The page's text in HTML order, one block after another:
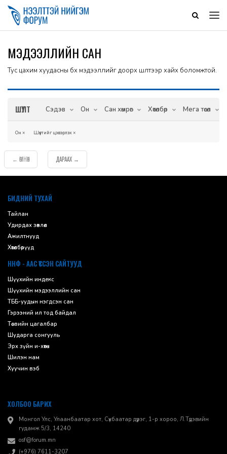
МЭДЭЭЛЛИЙН САН
Тус цахим хуудасны бүх мэдээллийг доорх шүүлтээр хайх боломжтой.
ШҮҮЛТ Сэдэв Он Сан хөмрөг Хөтөлбөр Мега төсөл
Он × Шүүлтийг цэвэрлэх×
← ӨМНӨХ ДАРААХ →
БИДНИЙ ТУХАЙ
Тайлан
Удирдах зөвлөл
Ажилтнууд
Хөтөлбөрүүд
ННФ - ААС ҮҮССЭН САЙТУУД
Шүүхийн индекс
Шүүхийн мэдээллийн сан
ТББ-уудын нэгдсэн сан
Гэрээний ил тод байдал
Төсвийн цагалбар
Шударга сонгууль
Эрх зүйн и-хөтөч
Шилэн нам
Хуучин вэб
ХОЛБОО БАРИХ
Монгол Улс, Улаанбаатар хот, Сүхбаатар дүүрэг, 1-р хороо, ​Л.Түдэвийн
гудамж 5/3, 14240
osf@forum.mn
(+976) 7611-3207